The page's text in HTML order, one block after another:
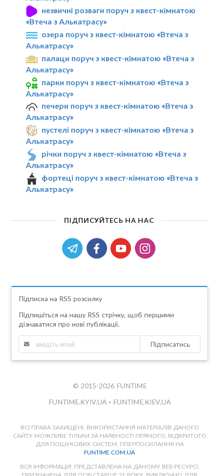
незвичні розваги поруч з квест-кімнатою
«Втеча з Алькатрасу»
озера поруч з квест-кімнатою «Втеча з
Алькатрасу»
палаци поруч з квест-кімнатою «Втеча з
Алькатрасу»
парки поруч з квест-кімнатою «Втеча з
Алькатрасу»
печери поруч з квест-кімнатою «Втеча з
Алькатрасу»
пустелі поруч з квест-кімнатою «Втеча з
Алькатрасу»
річки поруч з квест-кімнатою «Втеча з
Алькатрасу»
фортеці поруч з квест-кімнатою «Втеча з
Алькатрасу»
ПІДПИСУЙТЕСЬ НА НАС
Підписка на RSS розсилку
Підпишіться на нашу RSS стрічку, щоб першими
дізнаватися про нові публікації.
Підписатись
© 2015-2026 FUNTIME
FUNTIME.KYIV.UA • FUNTIME.KIEV.UA
ВСІ ПРАВА ЗАХИЩЕНІ. ВИКОРИСТАННЯ МАТЕРІАЛІВ ДАНОГО
САЙТУ МОЖЛИВЕ ТІЛЬКИ ЗА НАЯВНОСТІ ПРЯМОГО, ВІДКРИТОГО
ДЛЯ ПОШУКОВИХ СИСТЕМ, ГІПЕРПОСИЛАННЯ НА
FUNTIME.COM.UA
ВСЯ ІНФОРМАЦІЯ, ПРЕДСТАВЛЕНА НА ДАНОМУ ВЕБ-РЕСУРСІ,